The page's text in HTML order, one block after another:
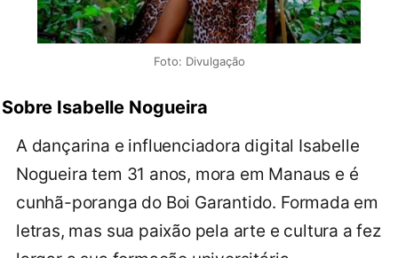
Foto: Divulgação
Sobre Isabelle Nogueira
A dançarina e influenciadora digital Isabelle
Nogueira tem 31 anos, mora em Manaus e é
cunhã-poranga do Boi Garantido. Formada em
letras, mas sua paixão pela arte e cultura a fez